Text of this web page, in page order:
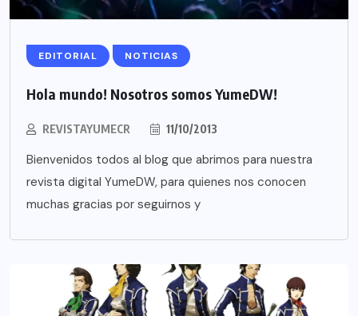
EDITORIAL NOTICIAS
Hola mundo! Nosotros somos YumeDW!
REVISTAYUMECR 11/10/2013
Bienvenidos todos al blog que abrimos para nuestra
revista digital YumeDW, para quienes nos conocen
muchas gracias por seguirnos y